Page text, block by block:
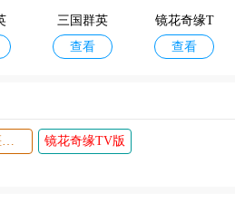
y
三国群英
之兵临天
查看
镜花奇缘T
V版
查看
植物大战僵尸TV版 镜花奇缘TV版